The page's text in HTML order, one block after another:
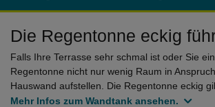
Die Regentonne eckig
Falls Ihre Terrasse sehr schmal ist oder Sie
Regentonne nicht nur wenig Raum in
Hauswand aufstellen. Die Regentonne eckig
Mehr Infos zum Wandtank ansehen.